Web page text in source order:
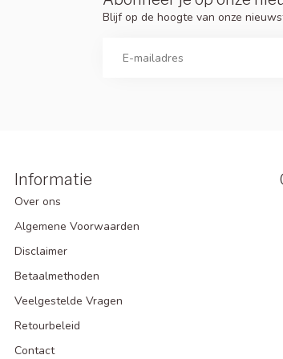
Blijf op de hoogte van onze
Informatie
Over ons
Algemene Voorwaarden
Disclaimer
Betaalmethoden
Veelgestelde Vragen
Retourbeleid
Contact